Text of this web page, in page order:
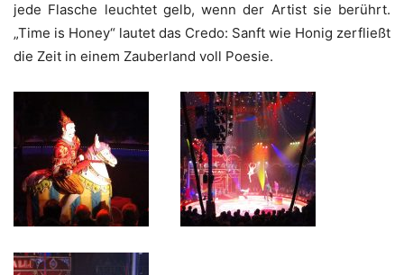
jede Fla­sche leuch­tet gelb, wenn der Artist sie berührt.
„Time is Honey“ lau­tet das Cre­do: Sanft wie Honig zer­fließt
die Zeit in einem Zau­ber­land voll Poesie.